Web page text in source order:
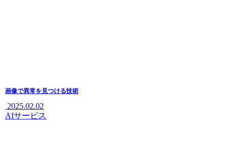
画像で異常を見つける技術
2025.02.02
AIサービス